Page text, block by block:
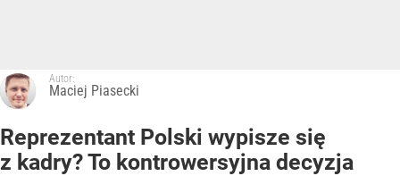
Autor:
Maciej Piasecki
Reprezentant Polski wypisze się
z kadry? To kontrowersyjna decyzja